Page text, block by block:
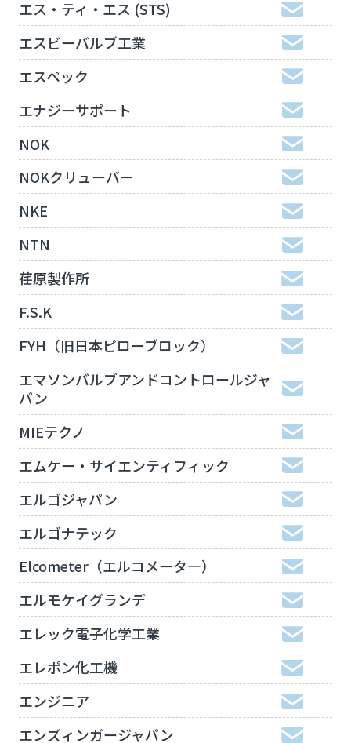
エス・ティ・エス (STS)
エスビーバルブ工業
エスペック
エナジーサポート
NOK
NOKクリューバー
NKE
NTN
荏原製作所
F.S.K
FYH（旧日本ピローブロック）
エマソンバルブアンドコントロールジャ
パン
MIEテクノ
エムケー・サイエンティフィック
エルゴジャパン
エルゴナテック
Elcometer（エルコメータ―）
エルモケイグランデ
エレック電子化学工業
エレポン化工機
エンジニア
エンズィンガージャパン